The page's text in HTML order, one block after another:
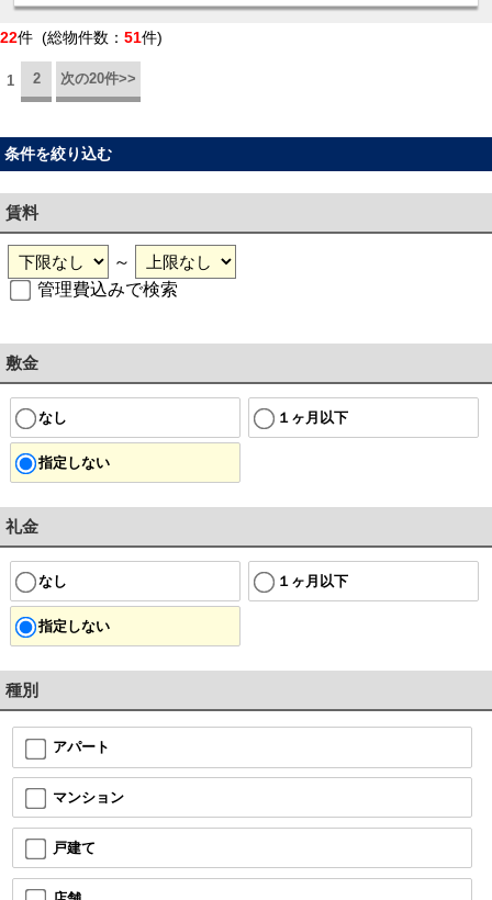
22件 (総物件数： 51件)
1 2 次の20件>>
条件を絞り込む
賃料
～
管理費込みで検索
敷金
なし １ヶ月以下
指定しない
礼金
なし １ヶ月以下
指定しない
種別
アパート
マンション
戸建て